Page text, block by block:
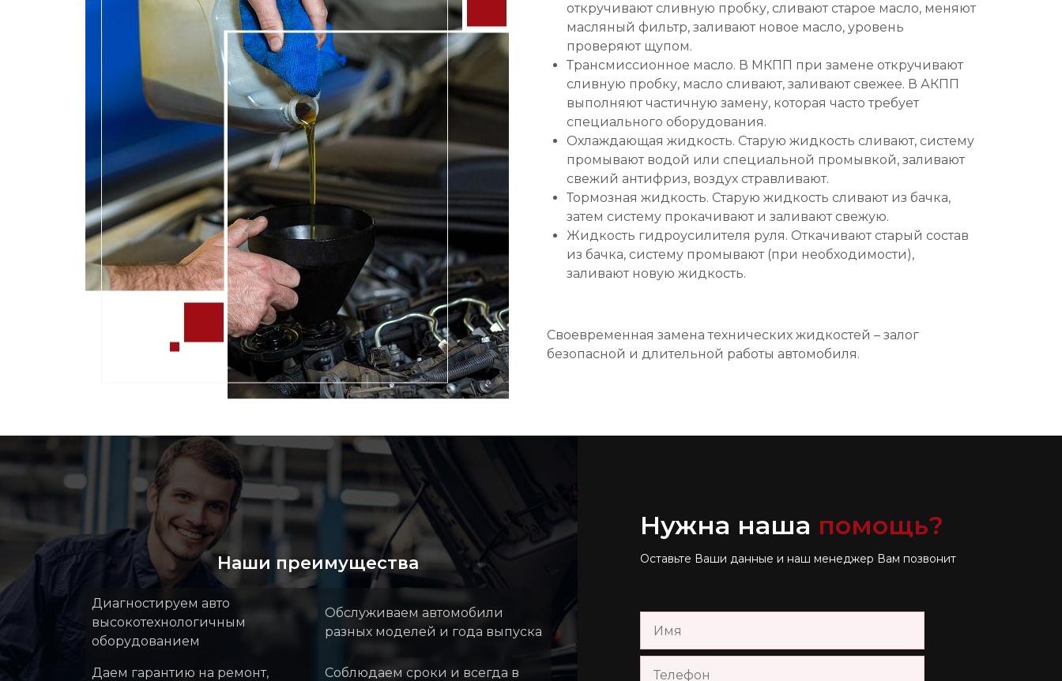
откручивают сливную пробку, сливают старое масло, меняют
масляный фильтр, заливают новое масло, уровень
проверяют щупом.
Трансмиссионное масло. В МКПП при замене откручивают
сливную пробку, масло сливают, заливают свежее. В АКПП
выполняют частичную замену, которая часто требует
специального оборудования.
Охлаждающая жидкость. Старую жидкость сливают, систему
промывают водой или специальной промывкой, заливают
свежий антифриз, воздух стравливают.
Тормозная жидкость. Старую жидкость сливают из бачка,
затем систему прокачивают и заливают свежую.
Жидкость гидроусилителя руля. Откачивают старый состав
из бачка, систему промывают (при необходимости),
заливают новую жидкость.
Своевременная замена технических жидкостей – залог
безопасной и длительной работы автомобиля.
Наши преимущества
Диагностируем авто
высокотехнологичным
оборудованием
Обслуживаем автомобили
разных моделей и года выпуска
Даем гарантию на ремонт,
Соблюдаем сроки и всегда в
Нужна наша помощь?
Оставьте Ваши данные и наш менеджер Вам позвонит